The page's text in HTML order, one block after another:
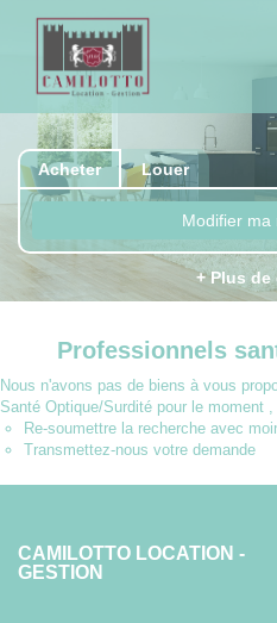
Acheter Louer
Modifier ma
+ Plus de
Professionnels
Nous n'avons pas de biens à vous
Santé Optique/Surdité pour le moment
Re-soumettre la recherche avec
Transmettez-nous votre demande
CAMILOTTO LOCATION -
GESTION